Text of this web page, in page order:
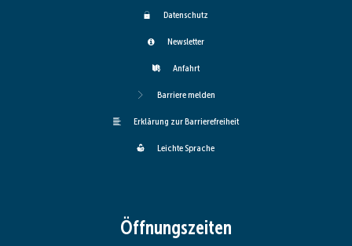
Datenschutz
Newsletter
Anfahrt
Barriere melden
Erklärung zur Barrierefreiheit
Leichte Sprache
Öffnungszeiten